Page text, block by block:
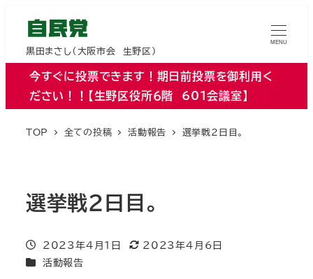
黒田まさし（大阪市会 生野区）
MENU
今すぐに投票できます！期日前投票を御利用く
ださい！！【生野区役所６階 601会議室】
TOP 全ての投稿 活動報告 選挙戦２日目。
選挙戦２日目。
投稿日
2023年4月1日
更新日
2023年4月6日
カテゴリー
活動報告